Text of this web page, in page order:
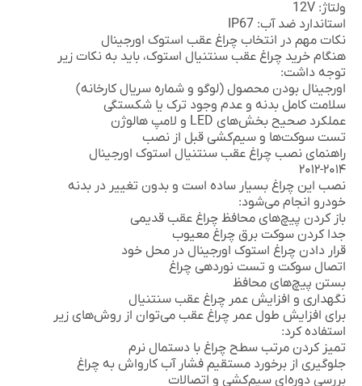
ولتاژ: 12V
استاندارد ضد آب: IP67
نکات مهم در انتخاب چراغ عقب استوک اورجینال
هنگام خرید چراغ عقب سنتنیال استوک، باید به نکات زیر
توجه داشت:
اورجینال بودن محصول (لوگو و شماره سریال کارخانه)
سلامت کامل بدنه و عدم وجود ترک یا شکستگی
عملکرد صحیح بخش‌های LED و لامپ هالوژن
تست سوکت‌ها و سیم‌کشی قبل از نصب
راهنمای نصب چراغ عقب سنتنیال استوک اورجینال
۲۰۱۴-۲۰۱۲
نصب این چراغ بسیار ساده است و بدون تغییر در بدنه
خودرو انجام می‌شود:
باز کردن پیچ‌های محافظ چراغ عقب قدیمی
جدا کردن سوکت برق چراغ معیوب
قرار دادن چراغ استوک اورجینال در محل خود
اتصال سوکت و تست نوردهی چراغ
بستن پیچ‌های محافظ
نگهداری و افزایش عمر چراغ عقب سنتنیال
برای افزایش طول عمر چراغ عقب می‌توان از روش‌های زیر
استفاده کرد:
تمیز کردن مرتب سطح چراغ با دستمال نرم
جلوگیری از برخورد مستقیم فشار آب کارواش به چراغ
بررسی دوره‌ای سیم‌کشی و اتصالات